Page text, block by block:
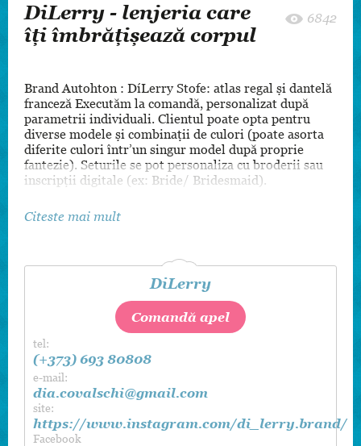
DiLerry - lenjeria care
îți îmbrățișează corpul
6842
Brand Autohton : DíLerry Stofe: atlas regal și dantelă
franceză Executăm la comandă, personalizat după
parametrii individuali. Clientul poate opta pentru
diverse modele și combinații de culori (poate asorta
diferite culori într’un singur model după proprie
fantezie). Seturile se pot personaliza cu broderii sau
inscripții digitale (ex: Bride/ Bridesmaid).
Citeste mai mult
DiLerry
Comandă apel
tel:
(+373) 693 80808
e-mail:
dia.covalschi@gmail.com
site:
https://www.instagram.com/di_lerry.brand/
Facebook